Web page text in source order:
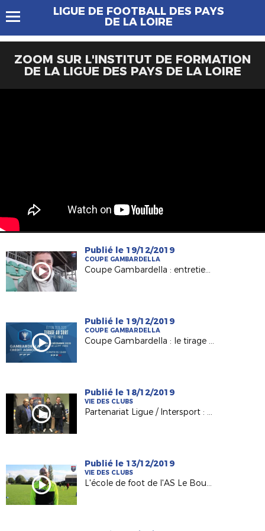
LIGUE DE FOOTBALL DES PAYS
DE LA LOIRE
ZOOM SUR L'INSTITUT DE FORMATION
DE LA LIGUE DES PAYS DE LA LOIRE
Publié le 19/12/2019
COUPE GAMBARDELLA
Coupe Gambardella : entretien avec F. Da Rocha (USJA Carquefou)
Publié le 19/12/2019
COUPE GAMBARDELLA
Coupe Gambardella : le tirage des 32es de finale !
Publié le 18/12/2019
VIE DES CLUBS
Partenariat Ligue / Intersport : les clubs promus récompensés !
Publié le 13/12/2019
VIE DES CLUBS
L'école de foot de l'AS Le Bourgneuf la Forêt